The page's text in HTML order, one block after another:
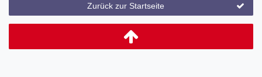
Zurück zur Startseite